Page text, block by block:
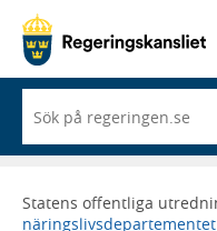
du
börjar
skriva
framträder
en
Statens offentliga
näringslivsdepartementet